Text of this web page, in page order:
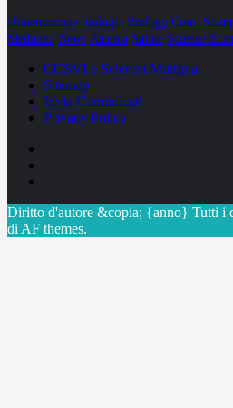
alimentazione biologia Biology Com.
Medicina News Ricerca Salute Science
CCSVI e Sclerosi Multipla
Sitemap
Invia Comunicati
Privacy Policy
Diritto d'autore &copia; {anno} Tutti i
di AF themes.